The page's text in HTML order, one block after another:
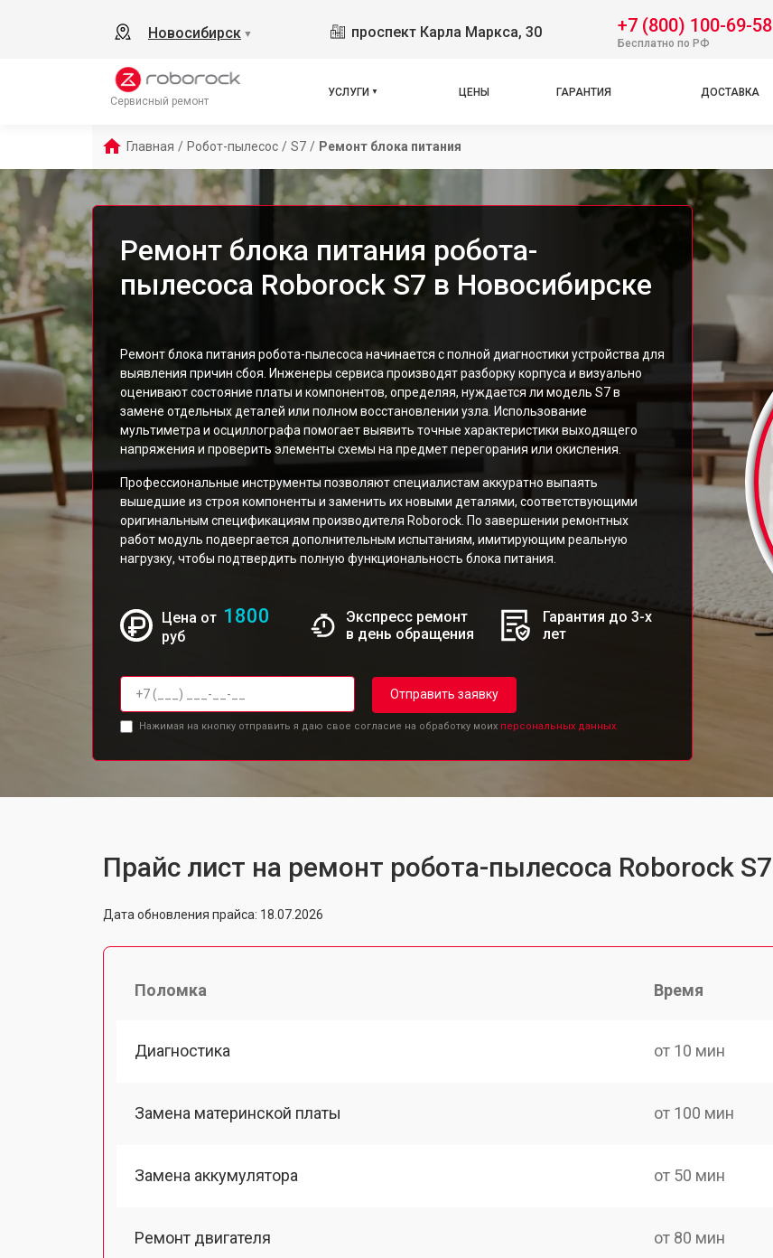
Новосибирск ▼ проспект Карла Маркса, 30 +7 (800) 100-69-58
Бесплатно по РФ
Сервисный ремонт
УСЛУГИ ЦЕНЫ ГАРАНТИЯ ДОСТАВКА
Главная / Робот-пылесос / S7 / Ремонт блока питания
Ремонт блока питания робота-
пылесоса Roborock S7 в Новосибирске
Ремонт блока питания робота-пылесоса начинается с полной диагностики устройства для
выявления причин сбоя. Инженеры сервиса производят разборку корпуса и визуально
оценивают состояние платы и компонентов, определяя, нуждается ли модель S7 в
замене отдельных деталей или полном восстановлении узла. Использование
мультиметра и осциллографа помогает выявить точные характеристики выходящего
напряжения и проверить элементы схемы на предмет перегорания или окисления.
Профессиональные инструменты позволяют специалистам аккуратно выпаять
вышедшие из строя компоненты и заменить их новыми деталями, соответствующими
оригинальным спецификациям производителя Roborock. По завершении ремонтных
работ модуль подвергается дополнительным испытаниям, имитирующим реальную
нагрузку, чтобы подтвердить полную функциональность блока питания.
Цена от 1800
руб
Экспресс ремонт
в день обращения
Гарантия до 3-х
лет
Отправить заявку
Нажимая на кнопку отправить я даю свое согласие на обработку моих персональных данных.
Прайс лист на ремонт робота-пылесоса Roborock S7
Дата обновления прайса: 18.07.2026
Поломка Время
Диагностика от 10 мин
Замена материнской платы от 100 мин
Замена аккумулятора от 50 мин
Ремонт двигателя от 80 мин